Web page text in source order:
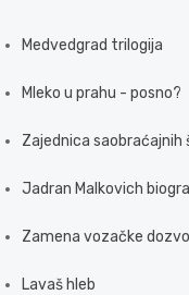
Medvedgrad trilogija
Mleko u prahu - posno?
Zajednica saobraćajnih
Jadran Malkovich
Zamena vozačke
Lavaš hleb